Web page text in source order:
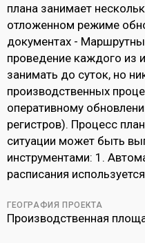
плана занимает
отложенном режиме
документах -
проведение каждого из
занимать до суток, но
производственных
оперативному
регистров). Процесс
ситуации может быть
инструментами: 1.
расписания
ГЕОГРАФИЯ ПРОЕКТА
Производственная